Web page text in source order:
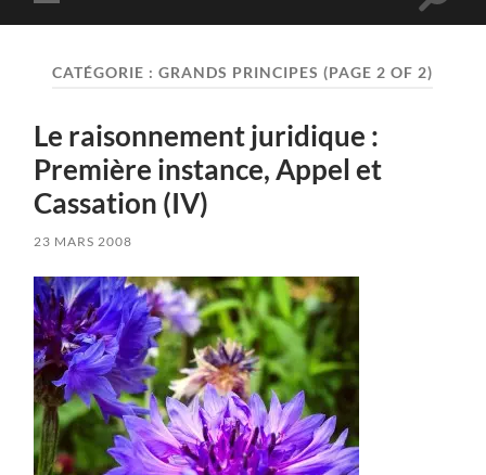
Toggle
mobile
CATÉGORIE :GRANDS PRINCIPES (PAGE 2 OF 2)
Le raisonnement juridique :
Première instance, Appel et
Cassation (IV)
23 MARS 2008